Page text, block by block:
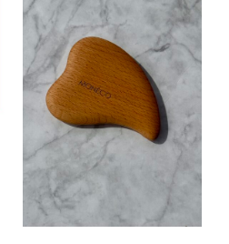
КОЛИЧКАТА